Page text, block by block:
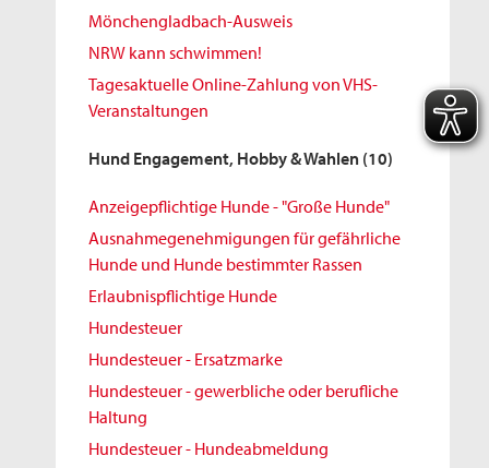
Mönchengladbach-Ausweis
NRW kann schwimmen!
Tagesaktuelle Online-Zahlung von VHS-
Veranstaltungen
Hund Engagement, Hobby & Wahlen (10)
Anzeigepflichtige Hunde - "Große Hunde"
Ausnahmegenehmigungen für gefährliche
Hunde und Hunde bestimmter Rassen
Erlaubnispflichtige Hunde
Hundesteuer
Hundesteuer - Ersatzmarke
Hundesteuer - gewerbliche oder berufliche
Haltung
Hundesteuer - Hundeabmeldung